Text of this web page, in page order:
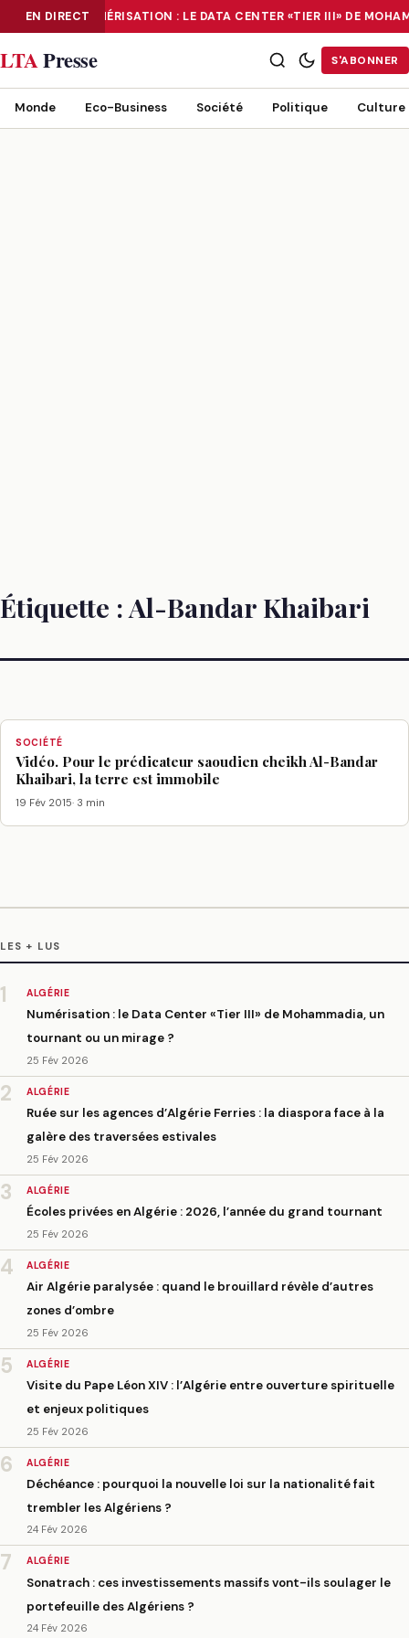
EN DIRECTNUMÉRISATION : LE DATA CENTER «TIER III» DE
NUMÉRISATION : LE DATA CENTER «TIER III» DE MOHAMMADIA, UN
LTAPresse S'ABONNER
Monde Eco-Business Société Politique Culture
Étiquette :Al-Bandar Khaibari
SOCIÉTÉ
Vidéo. Pour le prédicateur saoudien cheikh Al-Bandar
Khaibari, la terre est immobile
19 Fév 2015· 3 min
LES + LUS
1 ALGÉRIE
Numérisation : le Data Center «Tier III» de Mohammadia, un
tournant ou un mirage ?
25 Fév 2026
2 ALGÉRIE
Ruée sur les agences d’Algérie Ferries : la diaspora face à la
galère des traversées estivales
25 Fév 2026
3 ALGÉRIE
Écoles privées en Algérie : 2026, l’année du grand tournant
25 Fév 2026
4 ALGÉRIE
Air Algérie paralysée : quand le brouillard révèle d’autres
zones d’ombre
25 Fév 2026
5 ALGÉRIE
Visite du Pape Léon XIV : l’Algérie entre ouverture spirituelle
et enjeux politiques
25 Fév 2026
6 ALGÉRIE
Déchéance : pourquoi la nouvelle loi sur la nationalité fait
trembler les Algériens ?
24 Fév 2026
7 ALGÉRIE
Sonatrach : ces investissements massifs vont-ils soulager le
portefeuille des Algériens ?
24 Fév 2026